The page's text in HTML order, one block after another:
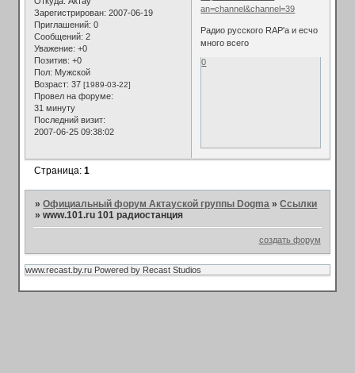
Зарегистрирован: 2007-06-19
Приглашений: 0
Сообщений: 2
Уважение: +0
Позитив: +0
Пол: Мужской
Возраст: 37[1989-03-22]
Провел на форуме:
31 минуту
Последний визит:
2007-06-25 09:38:02
an=channel&channel=39
Радио русского RAP'а и есчо
много всего
0
Страница:1
»Официальный форум Актауской группы Dogma »Ссылки
»www.101.ru 101 радиостанция
создать форум
www.recast.by.ru Powered by Recast Studios